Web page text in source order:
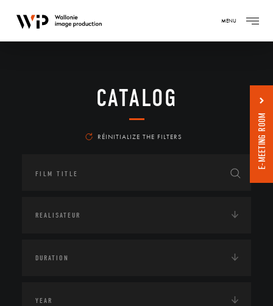
MENU
CATALOG
RÉINITIALIZE THE FILTERS E-MEETING ROOM